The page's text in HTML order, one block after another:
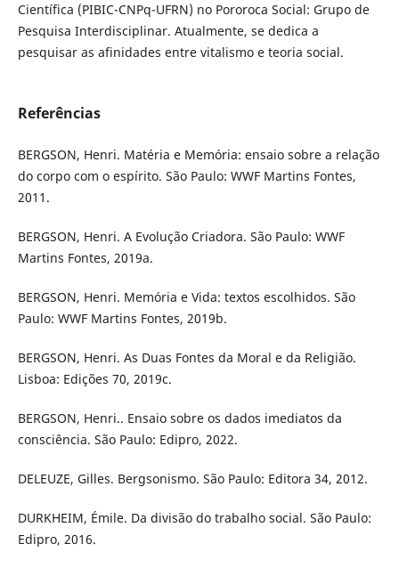
Científica (PIBIC-CNPq-UFRN) no Pororoca Social: Grupo de
Pesquisa Interdisciplinar. Atualmente, se dedica a
pesquisar as afinidades entre vitalismo e teoria social.
Referências
BERGSON, Henri. Matéria e Memória: ensaio sobre a relação
do corpo com o espírito. São Paulo: WWF Martins Fontes,
2011.
BERGSON, Henri. A Evolução Criadora. São Paulo: WWF
Martins Fontes, 2019a.
BERGSON, Henri. Memória e Vida: textos escolhidos. São
Paulo: WWF Martins Fontes, 2019b.
BERGSON, Henri. As Duas Fontes da Moral e da Religião.
Lisboa: Edições 70, 2019c.
BERGSON, Henri.. Ensaio sobre os dados imediatos da
consciência. São Paulo: Edipro, 2022.
DELEUZE, Gilles. Bergsonismo. São Paulo: Editora 34, 2012.
DURKHEIM, Émile. Da divisão do trabalho social. São Paulo:
Edipro, 2016.